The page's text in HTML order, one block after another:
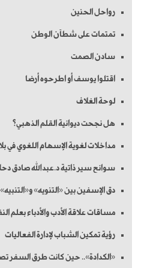
رواحل الحنين
تمتمات على شطآن الوطن
سادن الصمت
اقتلوا يوسف أو اطرحوه أرضا
لوحة الغلاف
هل نجحت ديوانية القلم الذهبي؟
مداخلات لغوية الإسهام اللغوي في
سوانح سير ذاتية د.عبدالله صادق
دق الإسفين بين «التنويه»
مساقات علاقة الأدب والأدباء بعلم
رؤية تمكين الشباب لإدارة الفعاليات
«الكدادة».. حين كانت طرق السفر